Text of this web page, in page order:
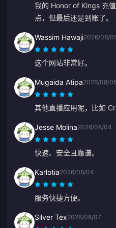
我的 Honor of Kings 充
点，但最后还是到账了。
Wassim Hawaji2026/08/
这个网站非常好。
Mugaida Atipa2026/08/
其他直播应用呢，比如
Jesse Molina2026/08/04
快速、安全且靠谱。
Karlotia2026/08/04
服务快捷方便。
Silver Tex2026/08/07